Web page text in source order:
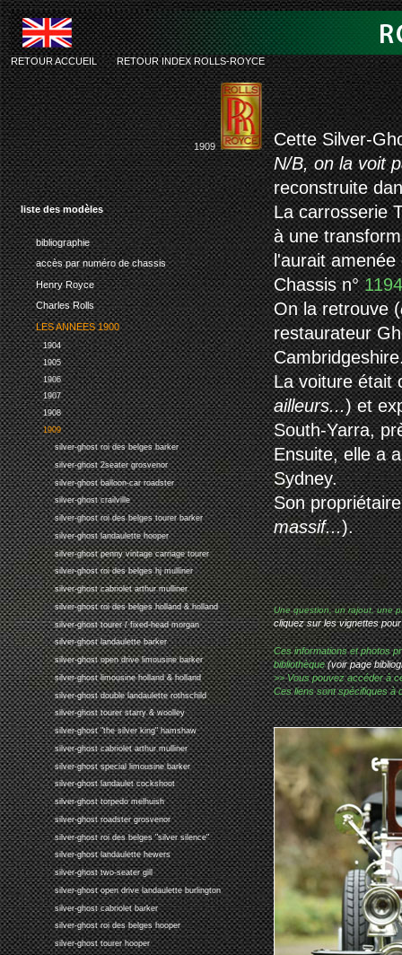
liste des modèles
bibliographie
accès par numéro de chassis
Henry Royce
Charles Rolls
LES ANNEES 1900
1904
1905
1906
1907
1908
1909
silver-ghost roi des belges barker
silver-ghost 2seater grosvenor
silver-ghost balloon-car roadster
silver-ghost crailville
silver-ghost roi des belges tourer barker
silver-ghost landaulette hooper
silver-ghost penny vintage carriage tourer
silver-ghost roi des belges hj mulliner
silver-ghost cabriolet arthur mulliner
silver-ghost roi des belges holland & holland
silver-ghost tourer / fixed-head morgan
silver-ghost landaulette barker
silver-ghost open drive limousine barker
silver-ghost limousine holland & holland
silver-ghost double landaulette rothschild
silver-ghost tourer starry & woolley
silver-ghost "the silver king" hamshaw
silver-ghost cabriolet arthur mulliner
silver-ghost special limousine barker
silver-ghost landaulet cockshoot
silver-ghost torpedo melhuish
silver-ghost roadster grosvenor
silver-ghost roi des belges "silver silence"
silver-ghost landaulette hewers
silver-ghost two-seater gill
silver-ghost open drive landaulette burlington
silver-ghost cabriolet barker
silver-ghost roi des belges hooper
silver-ghost tourer hooper
rolls-royce
RETOUR ACCUEIL-RETOUR INDEX ROLLS-ROYCE
1909
Cette Silver-
N/B, on la voit
reconstruite
La carrosserie
à une
l'aurait
Chassis n°1194
On la retrouve (
restaurateur
La voiture était
ailleurs...) et
South-Yarra,
Ensuite, elle a
Sydney.
Son
massif...).
Une question, un rajout, une
cliquez sur les vignettes
Ces informations et photos
bibliothèque(voir page
>> Vous pouvez accéder à
Ces liens sont spécifiques à